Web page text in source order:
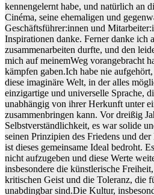
kennengelernt habe, und natürlich an
Cinéma, seine ehemaligen und
Geschäftsführer:innen und
Inspirationen danke. Ferner danke ich
zusammenarbeiten durfte, und den
mich auf meinemWeg vorangebracht
kämpfen gaben.Ich habe nie
diese imaginäre Welt, in der alles
einzigartige und universelle Sprache,
unabhängig von ihrer Herkunft unter
zusammenbringen kann. Vor dreißig
Selbstverständlichkeit, es war solide
seinen Prinzipien des Friedens und
ist dieses gemeinsame Ideal bedroht.
nicht aufzugeben und diese Werte
insbesondere die künstlerische
kritischen Geist und die Toleranz, die
unabdingbar sind.Die Kultur,